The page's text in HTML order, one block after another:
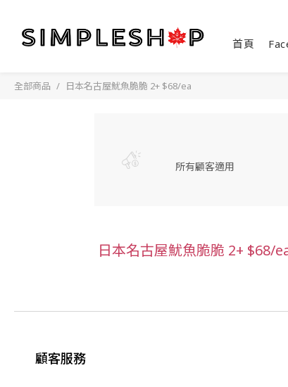
首頁
全部商品 日本名古屋魷魚脆脆 2+ $68/ea
所有顧客適用
日本名古屋魷魚脆脆 2+ $68/
顧客服務